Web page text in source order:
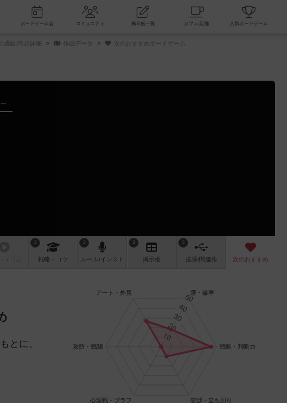
新着レビュー ボードゲーム会 コミュニティ 掲示板一覧 カフェ/店舗
通販/商品詳細 作品データ 次のおすすめボードゲーム
2
戦略 ・コツ
3
ルール/インスト
3
掲示板
3
拡張/関連作 次のおすすめ
とに、